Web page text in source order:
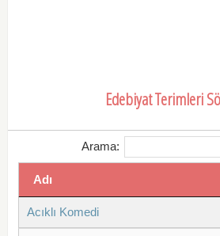
Edebiyat Terimleri
Arama:
Adı
Acıklı Komedi